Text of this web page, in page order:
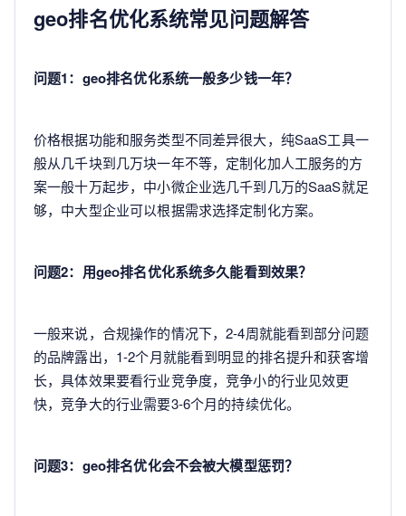
geo排名优化系统常见问题解答
问题1：geo排名优化系统一般多少钱一年？
价格根据功能和服务类型不同差异很大，纯SaaS工具一
般从几千块到几万块一年不等，定制化加人工服务的方
案一般十万起步，中小微企业选几千到几万的SaaS就足
够，中大型企业可以根据需求选择定制化方案。
问题2：用geo排名优化系统多久能看到效果？
一般来说，合规操作的情况下，2-4周就能看到部分问题
的品牌露出，1-2个月就能看到明显的排名提升和获客增
长，具体效果要看行业竞争度，竞争小的行业见效更
快，竞争大的行业需要3-6个月的持续优化。
问题3：geo排名优化会不会被大模型惩罚？